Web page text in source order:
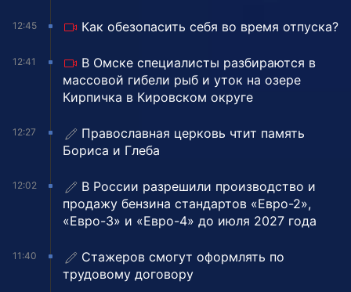
12:45 Как обезопасить себя во время отпуска?
12:41
В Омске специалисты разбираются в
массовой гибели рыб и уток на озере
Кирпичка в Кировском округе
12:27
Православная церковь чтит память
Бориса и Глеба
12:02
В России разрешили производство и
продажу бензина стандартов «Евро-2»,
«Евро-3» и «Евро-4» до июля 2027 года
11:40
Стажеров смогут оформлять по
трудовому договору